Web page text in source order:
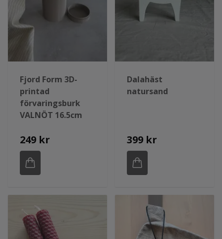
Fjord Form 3D-
printad
förvaringsburk
VALNÖT 16.5cm
249 kr
Dalahäst
natursand
399 kr